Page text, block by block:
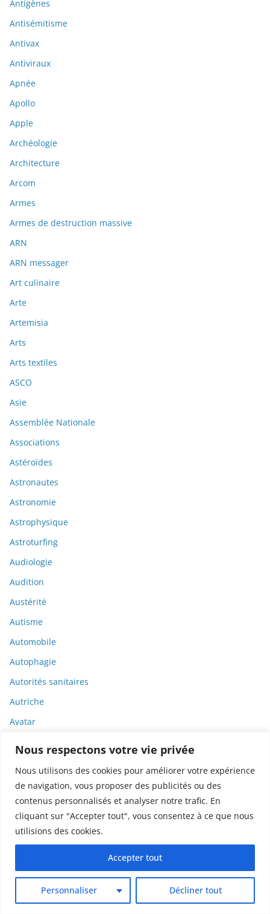
Nous respectons votre vie privée
Nous utilisons des cookies pour améliorer votre expérience
de navigation, vous proposer des publicités ou des
contenus personnalisés et analyser notre trafic. En
cliquant sur "Accepter tout", vous consentez à ce que nous
utilisions des cookies.
Personnaliser Décliner tout
Accepter tout
Antigènes
Antisémitisme
Antivax
Antiviraux
Apnée
Apollo
Apple
Archéologie
Architecture
Arcom
Armes
Armes de destruction massive
ARN
ARN messager
Art culinaire
Arte
Artemisia
Arts
Arts textiles
ASCO
Asie
Assemblée Nationale
Associations
Astéroïdes
Astronautes
Astronomie
Astrophysique
Astroturfing
Audiologie
Audition
Austérité
Autisme
Automobile
Autophagie
Autorités sanitaires
Autriche
Avatar
Bamlanivimab
Bandes dessinées
Banque
Biais
Biais cognitifs